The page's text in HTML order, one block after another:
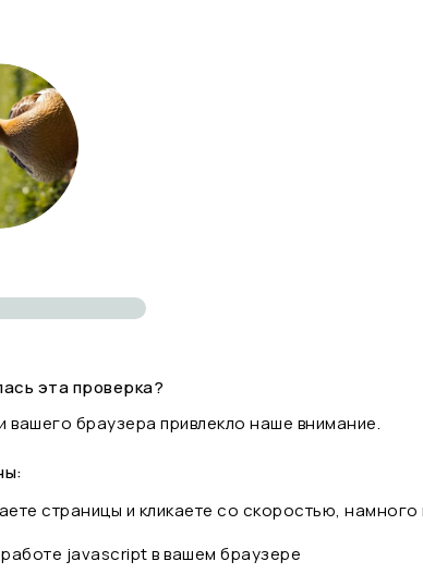
эта проверка?
вашего браузера привлекло наше внимание.
страницы и кликаете со скоростью,
javascript в вашем браузере